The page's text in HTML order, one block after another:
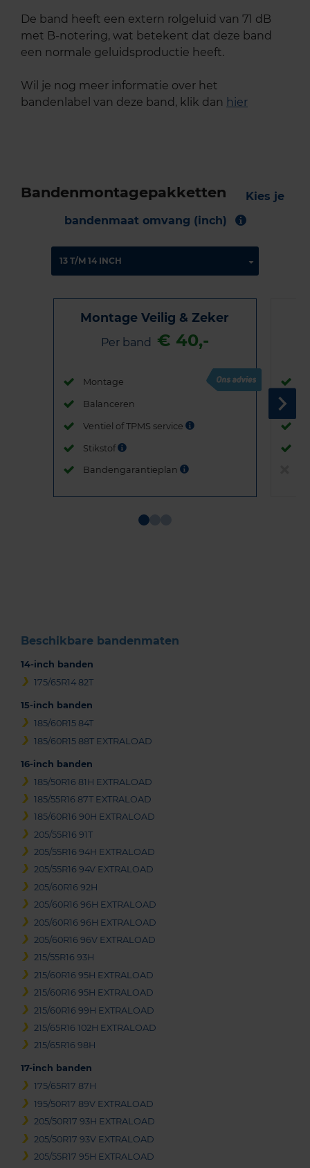
De band heeft een extern rolgeluid van 71 dB
met B-notering, wat betekent dat deze band
een normale geluidsproductie heeft.
Wil je nog meer informatie over het
bandenlabel van deze band, klik dan hier
Bandenmontagepakketten
Kies je
bandenmaat omvang (inch)
Montage Veilig & Zeker
Per band € 40,-
Montage
Balanceren
Ventiel of TPMS service
Stikstof
Bandengarantieplan
Beschikbare bandenmaten
14-inch banden
175/65R14 82T
15-inch banden
185/60R15 84T
185/60R15 88T EXTRALOAD
16-inch banden
185/50R16 81H EXTRALOAD
185/55R16 87T EXTRALOAD
185/60R16 90H EXTRALOAD
205/55R16 91T
205/55R16 94H EXTRALOAD
205/55R16 94V EXTRALOAD
205/60R16 92H
205/60R16 96H EXTRALOAD
205/60R16 96H EXTRALOAD
205/60R16 96V EXTRALOAD
215/55R16 93H
215/60R16 95H EXTRALOAD
215/60R16 95H EXTRALOAD
215/60R16 99H EXTRALOAD
215/65R16 102H EXTRALOAD
215/65R16 98H
17-inch banden
175/65R17 87H
195/50R17 89V EXTRALOAD
205/50R17 93H EXTRALOAD
205/50R17 93V EXTRALOAD
205/55R17 95H EXTRALOAD